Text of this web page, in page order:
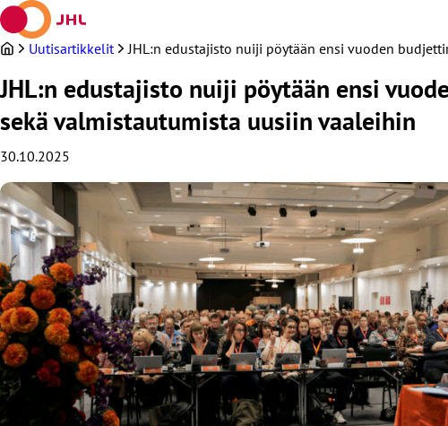
Siirry
sisältöön
Uutisartikkelit JHL:n edustajisto nuiji pöytään ensi vuoden
JHL:n edustajisto nuiji pöytään ensi
sekä valmistautumista uusiin vaaleihin
30.10.2025